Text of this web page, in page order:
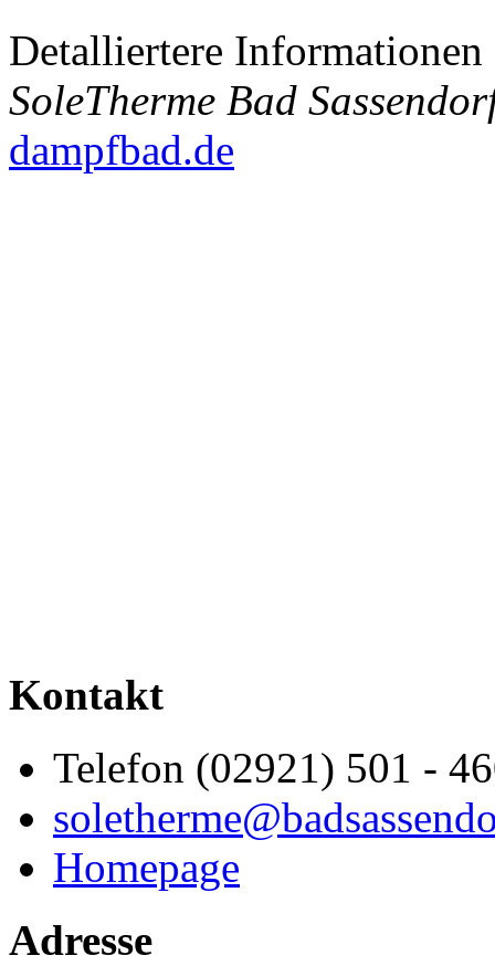
Detalliertere Informationen
SoleTherme Bad
dampfbad.de
Kontakt
Telefon (02921) 501 -
Homepage
Adresse